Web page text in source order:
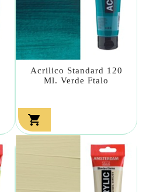
Acrilico Standard 120
Ml. Verde Ftalo
